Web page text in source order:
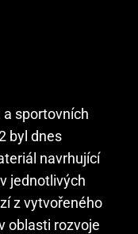
a sportovních
byl dnes
navrhující
jednotlivých
z vytvořeného
oblasti rozvoje